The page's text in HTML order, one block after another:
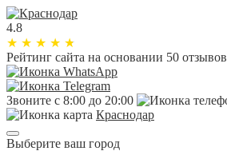
4.8
★ ★ ★ ★ ★
Рейтинг сайта на основании 50 отзывов
Звоните с 8:00 до 20:00
Краснодар
Выберите ваш город